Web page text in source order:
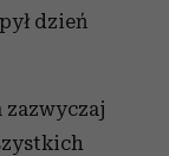
dzień
zazwyczaj